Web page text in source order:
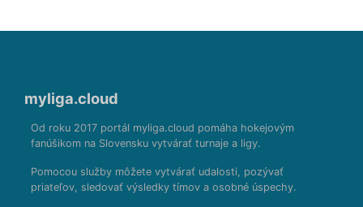
myliga.cloud
Od roku 2017 portál myliga.cloud pomáha hokejovým
fanúšikom na Slovensku vytvárať turnaje a ligy.
Pomocou služby môžete vytvárať udalosti, pozývať
priateľov, sledovať výsledky tímov a osobné úspechy.